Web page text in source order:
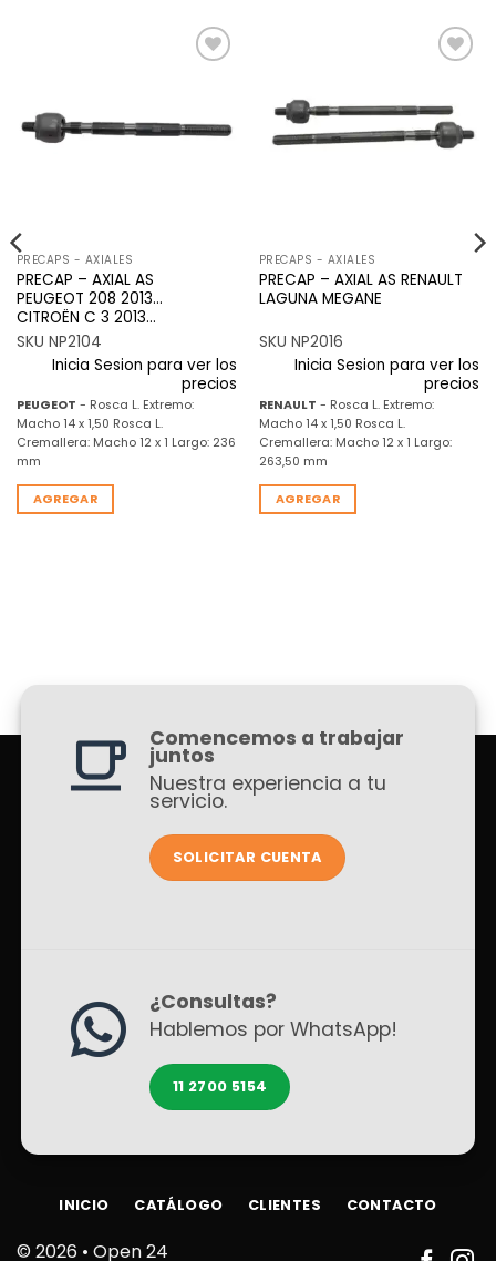
deseos
PRECAPS - AXIALES
PRECAP – AXIAL AS
PEUGEOT 208 2013…
CITROËN C 3 2013…
SKU NP2104
Inicia Sesion para ver los
precios
PEUGEOT - Rosca L. Extremo:
Macho 14 x 1,50 Rosca L.
Cremallera: Macho 12 x 1 Largo: 236
mm
AGREGAR
lista de
deseos
PRECAPS - AXIALES
PRECAP – AXIAL AS RENAULT
LAGUNA MEGANE
SKU NP2016
Inicia Sesion para ver los
precios
RENAULT - Rosca L. Extremo:
Macho 14 x 1,50 Rosca L.
Cremallera: Macho 12 x 1 Largo:
263,50 mm
AGREGAR
Comencemos a trabajar
juntos
Nuestra experiencia a tu
servicio.
SOLICITAR CUENTA
¿Consultas?
Hablemos por WhatsApp!
11 2700 5154
© 2026 • Open 24
INICIO CATÁLOGO CLIENTES CONTACTO